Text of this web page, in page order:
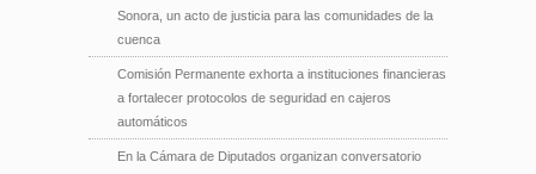
Sonora, un acto de justicia para las comunidades de la
cuenca
Comisión Permanente exhorta a instituciones financieras
a fortalecer protocolos de seguridad en cajeros
automáticos
En la Cámara de Diputados organizan conversatorio